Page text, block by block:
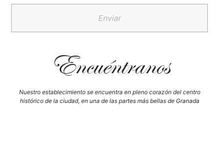
Enviar
Encuéntranos
Nuestro establecimiento se encuentra en pleno corazón del centro
histórico de la ciudad, en una de las partes más bellas de Granada